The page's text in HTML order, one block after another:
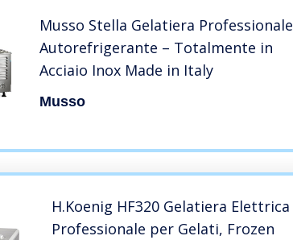
Musso Stella Gelatiera Professionale
Autorefrigerante – Totalmente in
Acciaio Inox Made in Italy
Musso
H.Koenig HF320 Gelatiera Elettrica
Professionale per Gelati, Frozen